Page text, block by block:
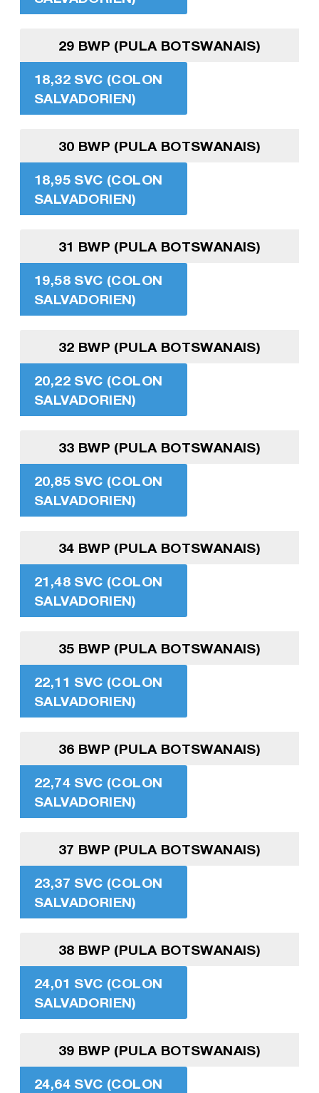
29 BWP (PULA BOTSWANAIS)
18,32 SVC (COLON
SALVADORIEN)
30 BWP (PULA BOTSWANAIS)
18,95 SVC (COLON
SALVADORIEN)
31 BWP (PULA BOTSWANAIS)
19,58 SVC (COLON
SALVADORIEN)
32 BWP (PULA BOTSWANAIS)
20,22 SVC (COLON
SALVADORIEN)
33 BWP (PULA BOTSWANAIS)
20,85 SVC (COLON
SALVADORIEN)
34 BWP (PULA BOTSWANAIS)
21,48 SVC (COLON
SALVADORIEN)
35 BWP (PULA BOTSWANAIS)
22,11 SVC (COLON
SALVADORIEN)
36 BWP (PULA BOTSWANAIS)
22,74 SVC (COLON
SALVADORIEN)
37 BWP (PULA BOTSWANAIS)
23,37 SVC (COLON
SALVADORIEN)
38 BWP (PULA BOTSWANAIS)
24,01 SVC (COLON
SALVADORIEN)
39 BWP (PULA BOTSWANAIS)
24,64 SVC (COLON